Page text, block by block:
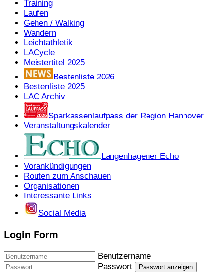
Training
Laufen
Gehen / Walking
Wandern
Leichtathletik
LACycle
Meistertitel 2025
Bestenliste 2026
Bestenliste 2025
LAC Archiv
Sparkassenlaufpass der Region Hannover
Veranstaltungskalender
Langenhagener Echo
Vorankündigungen
Routen zum Anschauen
Organisationen
Interessante Links
Social Media
Login Form
Benutzername
Passwort
Passwort anzeigen